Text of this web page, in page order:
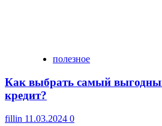
полезное
Как выбрать самый
кредит?
fillin 11.03.2024 0